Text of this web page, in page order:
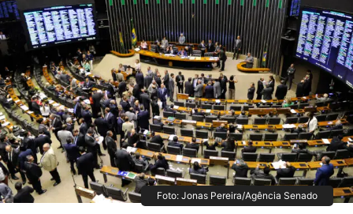
Foto: Jonas Pereira/Agência Senado